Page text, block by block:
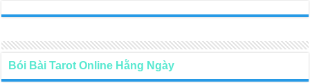
Bói Bài Tarot Online Hằng Ngày